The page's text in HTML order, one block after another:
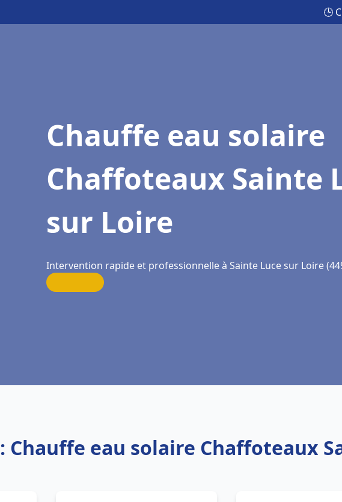
🕒
Chauffe eau solaire
Chaffoteaux Sainte
sur Loire
Intervention rapide et professionnelle à Sainte Luce sur Loire
Chauffe eau solaire Chaffoteaux